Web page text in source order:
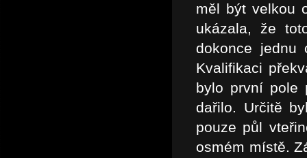
měl být velkou
ukázala, že
dokonce
Kvalifikaci
bylo první pole
dařilo. Určitě
pouze půl
osmém místě.